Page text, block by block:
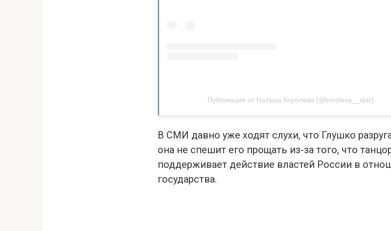
Публикация от Наташа Королева (@koroleva__star)
В СМИ давно уже ходят слухи, что Глушко
она не спешит его прощать из-за того, что
поддерживает действие властей России в
государства.